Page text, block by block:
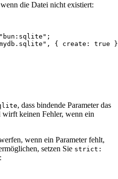
die Datei nicht existiert:
;
, { create: true
, dass bindende Parameter das
wirft keinen Fehler, wenn ein
wenn ein Parameter fehlt,
setzen Sie strict: